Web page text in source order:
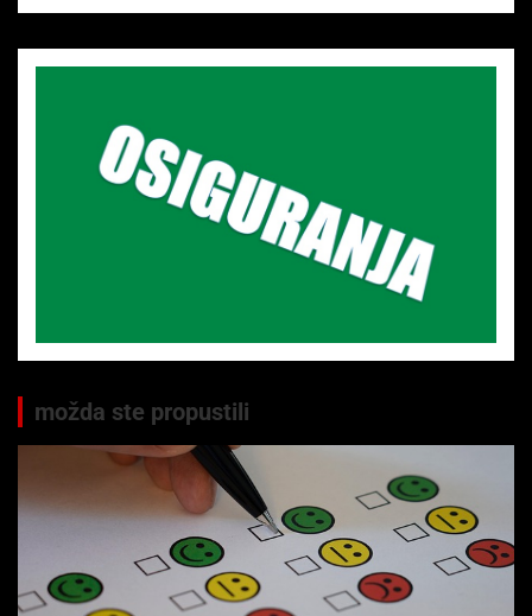
možda ste propustili